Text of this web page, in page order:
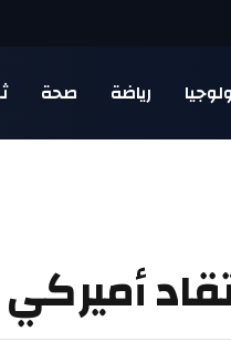
رياضة صحة
أميركي